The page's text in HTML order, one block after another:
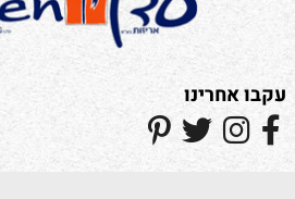
עקבו אחרינו